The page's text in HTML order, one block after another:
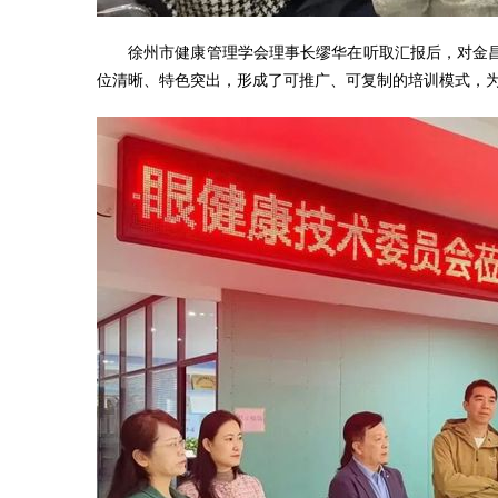
徐州市健康管理学会理事长缪华在听取汇报后，对
位清晰、特色突出，形成了可推广、可复制的培训模式，